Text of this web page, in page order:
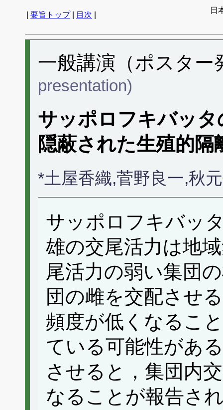
要旨トップ| 目次
日
一般講演（ポスタ
presentation)
サッポロフキバッ
隠蔽された生殖的隔
*土屋香織,菅野良一,秋
サッポロフキバッ
雄の交尾活力は地
尾活力の弱い集団
団の雌を交配させ
頻度が低くなるこ
ている可能性があ
させると，集団内
なることが報告さ